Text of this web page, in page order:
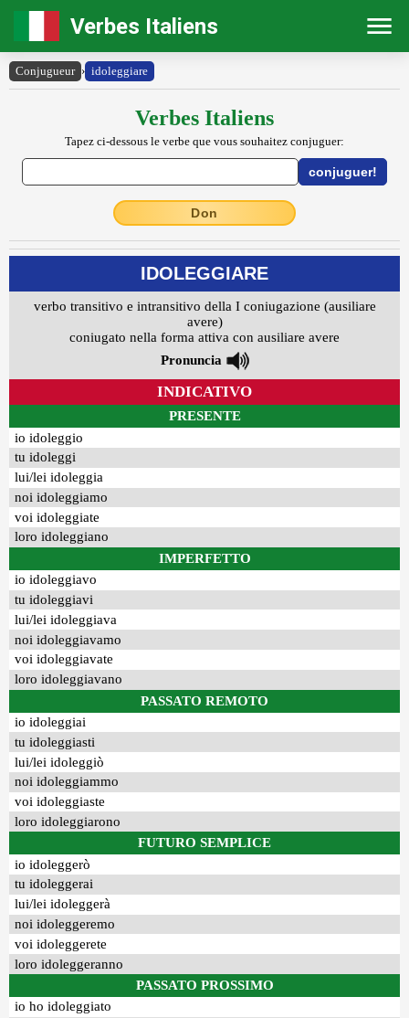
Verbes Italiens
Conjugueur › idoleggiare
Verbes Italiens
Tapez ci-dessous le verbe que vous souhaitez conjuguer:
Don
IDOLEGGIARE
verbo transitivo e intransitivo della I coniugazione (ausiliare
avere)
coniugato nella forma attiva con ausiliare avere
Pronuncia
INDICATIVO
PRESENTE
io idoleggio
tu idoleggi
lui/lei idoleggia
noi idoleggiamo
voi idoleggiate
loro idoleggiano
IMPERFETTO
io idoleggiavo
tu idoleggiavi
lui/lei idoleggiava
noi idoleggiavamo
voi idoleggiavate
loro idoleggiavano
PASSATO REMOTO
io idoleggiai
tu idoleggiasti
lui/lei idoleggiò
noi idoleggiammo
voi idoleggiaste
loro idoleggiarono
FUTURO SEMPLICE
io idoleggerò
tu idoleggerai
lui/lei idoleggerà
noi idoleggeremo
voi idoleggerete
loro idoleggeranno
PASSATO PROSSIMO
io ho idoleggiato